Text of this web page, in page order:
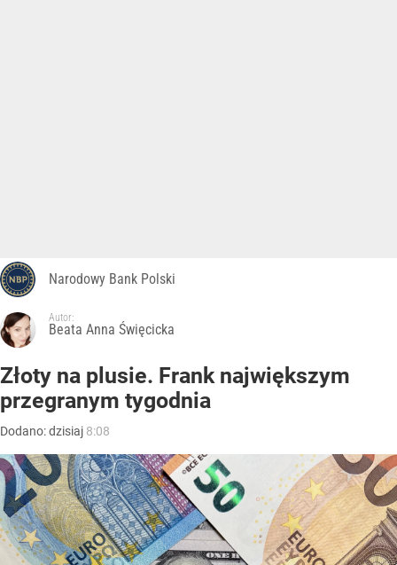
Narodowy Bank Polski
Autor:
Beata Anna Święcicka
Złoty na plusie. Frank największym
przegranym tygodnia
Dodano:dzisiaj 8:08